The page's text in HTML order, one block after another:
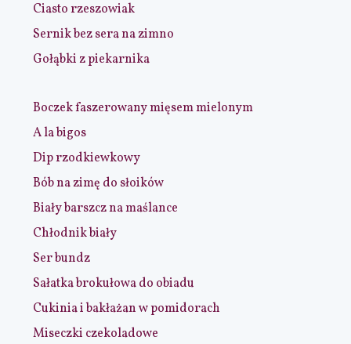
Ciasto rzeszowiak
Sernik bez sera na zimno
Gołąbki z piekarnika
Boczek faszerowany mięsem mielonym
A la bigos
Dip rzodkiewkowy
Bób na zimę do słoików
Biały barszcz na maślance
Chłodnik biały
Ser bundz
Sałatka brokułowa do obiadu
Cukinia i bakłażan w pomidorach
Miseczki czekoladowe